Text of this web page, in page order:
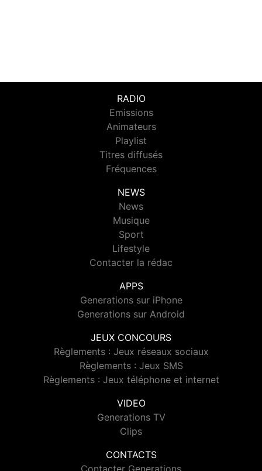
RADIO
Emissions
Animateurs
Playlist
Titres diffusés
Fréquences
NEWS
News
Musique
Sport
Lifestyle
Contacter la rédac
APPS
Generations sur iPhone
Generations sur Android
JEUX CONCOURS
Règlements : Jeux réseaux sociaux
Règlements : Jeux SMS
Règlements : Jeux téléphone et internet
VIDEO
Generations TV
Clips
CONTACTS